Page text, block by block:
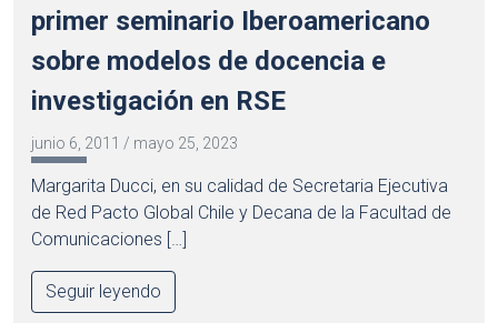
primer seminario Iberoamericano
sobre modelos de docencia e
investigación en RSE
junio 6, 2011 / mayo 25, 2023
Margarita Ducci, en su calidad de Secretaria Ejecutiva
de Red Pacto Global Chile y Decana de la Facultad de
Comunicaciones […]
Seguir leyendo